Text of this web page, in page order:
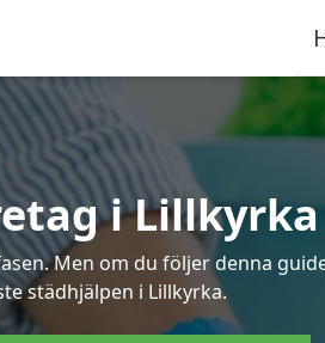
i Lillkyrka
Men om du följer denna
städhjälpen i Lillkyrka.